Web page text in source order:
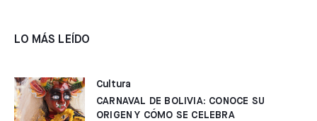
LO MÁS LEÍDO
Cultura
CARNAVAL DE BOLIVIA: CONOCE SU
ORIGEN Y CÓMO SE CELEBRA